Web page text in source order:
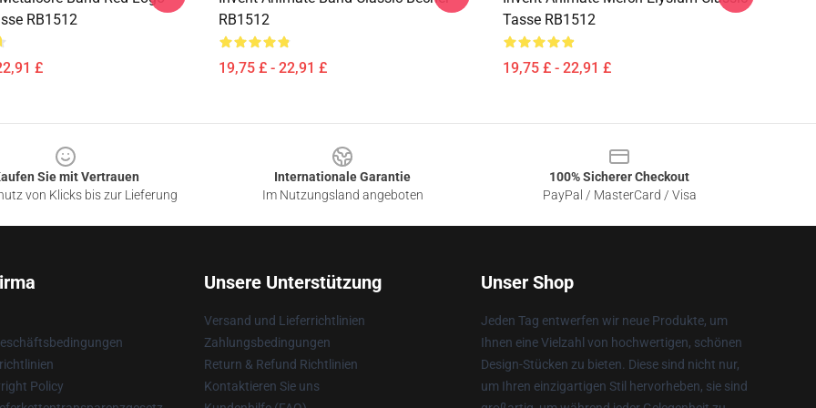
RB1512
£
RB1512
19,75 £ - 22,91 £
Tasse RB1512
19,75 £ - 22,91 £
Sie mit Vertrauen
von Klicks bis zur Lieferung
Internationale Garantie
Im Nutzungsland angeboten
100% Sicherer Checkout
PayPal / MasterCard / Visa
Policy
Unsere Unterstützung
Versand und Lieferrichtlinien
Zahlungsbedingungen
Return & Refund Richtlinien
Kontaktieren Sie uns
Unser Shop
Jeden Tag entwerfen wir neue Produkte, um
Ihnen eine Vielzahl von hochwertigen, schönen
Design-Stücken zu bieten. Diese sind nicht nur,
um Ihren einzigartigen Stil hervorheben, sie sind